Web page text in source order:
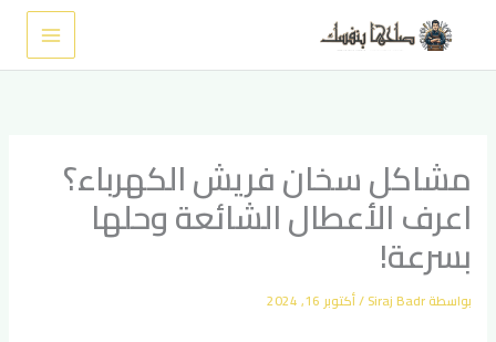
المحتوى
مشاكل سخان فريش الكهرباء؟
اعرف الأعطال الشائعة وحلها
بسرعة!
بواسطة Siraj Badr
/أكتوبر 16, 2024